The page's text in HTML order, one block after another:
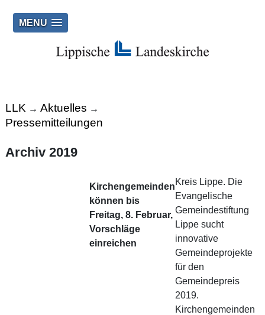
MENU
LLK → Aktuelles →
Pressemitteilungen
Archiv 2019
Kirchengemeinden
können bis
Freitag, 8. Februar,
Vorschläge
einreichen
Kreis Lippe. Die
Evangelische
Gemeindestiftung
Lippe sucht
innovative
Gemeindeprojekte
für den
Gemeindepreis
2019.
Kirchengemeinden